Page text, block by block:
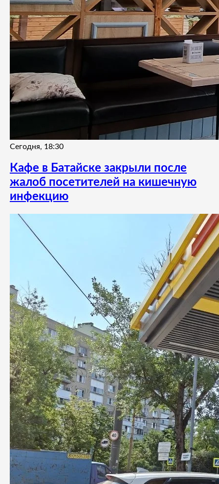
Сегодня, 18:30
Кафе в Батайске закрыли после
жалоб посетителей на кишечную
инфекцию